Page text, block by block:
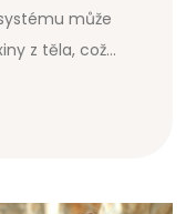
může
z těla, což
pro